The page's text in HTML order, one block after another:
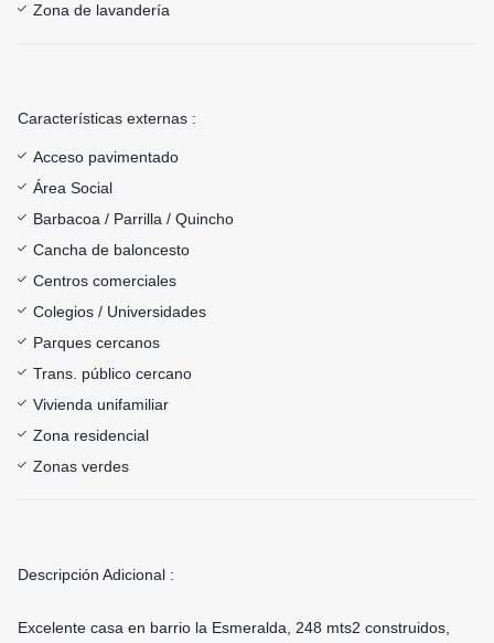
Zona de lavandería
Características externas :
Acceso pavimentado
Área Social
Barbacoa / Parrilla / Quincho
Cancha de baloncesto
Centros comerciales
Colegios / Universidades
Parques cercanos
Trans. público cercano
Vivienda unifamiliar
Zona residencial
Zonas verdes
Descripción Adicional :
Excelente casa en barrio la Esmeralda, 248 mts2 construidos,